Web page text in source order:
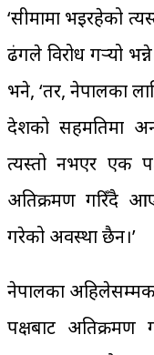
‘सीमामा भइरहेको
ढंगले विरोध गर्‍यो
भने, ‘तर, नेपालका
देशको सहमतिमा
त्यस्तो नभएर एक
अतिक्रमण गरिँदै
गरेको अवस्था छैन।’
नेपालका
पक्षबाट अतिक्रमण